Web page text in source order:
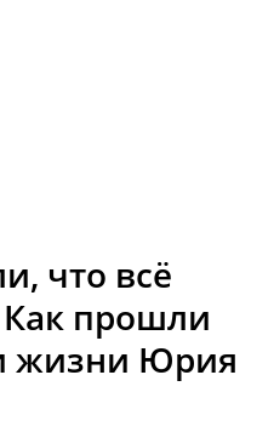
что всё
прошли
жизни Юрия